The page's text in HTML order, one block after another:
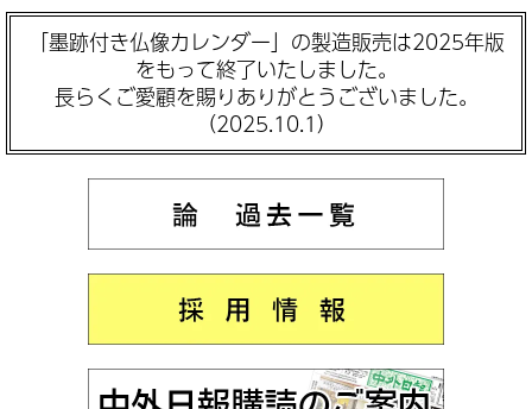
「墨跡付き仏像カレンダー」の製造販売は2025年版
をもって終了いたしました。
長らくご愛顧を賜りありがとうございました。
（2025.10.1）